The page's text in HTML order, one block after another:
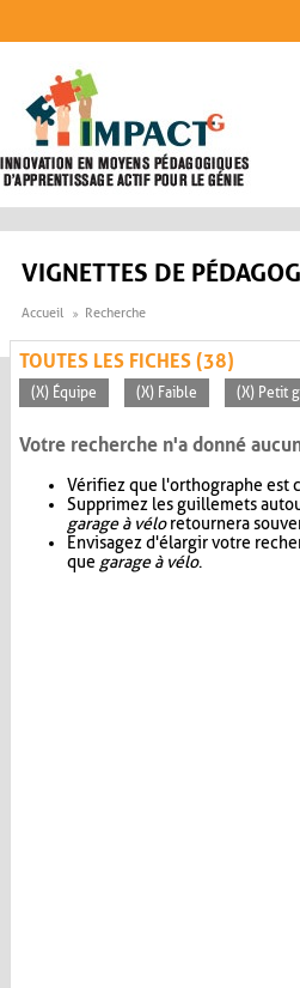
VIGNETTES DE
Accueil Recherche
TOUTES LES FICHES (38)
(X) Équipe (X) Faible (X) Petit
Votre recherche n'a donné
Vérifiez que l'orthographe est
Supprimez les guillemets
garage à véloretournera
Envisagez d'élargir votre
que garage à vélo.